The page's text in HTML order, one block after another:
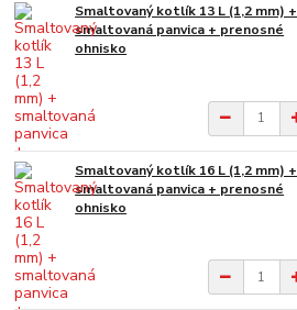
Smaltovaný kotlík 13 L (1,2 mm) +
smaltovaná panvica + prenosné
ohnisko
Smaltovaný kotlík 16 L (1,2 mm) +
smaltovaná panvica + prenosné
ohnisko